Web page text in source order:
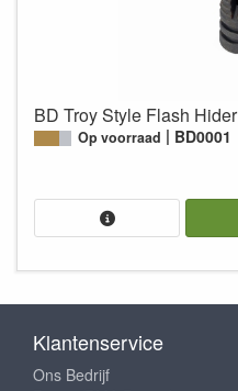
BD Troy Style Flash Hider
Op voorraad BD0001
Klantenservice
Ons Bedrijf